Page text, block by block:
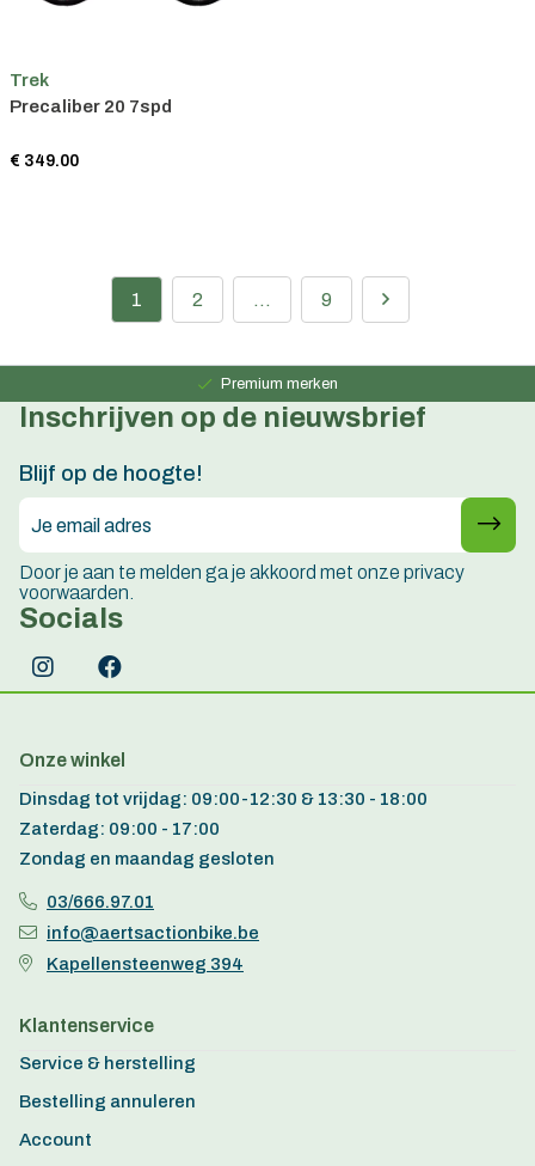
Trek
Precaliber 20 7spd
€ 349.00
1 2 ... 9
Premium merken
Persoonlijk advies
Inschrijven op de nieuwsbrief
Blijf op de hoogte!
Door je aan te melden ga je akkoord met onze privacy
voorwaarden.
Socials
Onze winkel
Dinsdag tot vrijdag: 09:00-12:30 & 13:30 - 18:00
Zaterdag: 09:00 - 17:00
Zondag en maandag gesloten
03/666.97.01
info@aertsactionbike.be
Kapellensteenweg 394
Klantenservice
Service & herstelling
Bestelling annuleren
Account